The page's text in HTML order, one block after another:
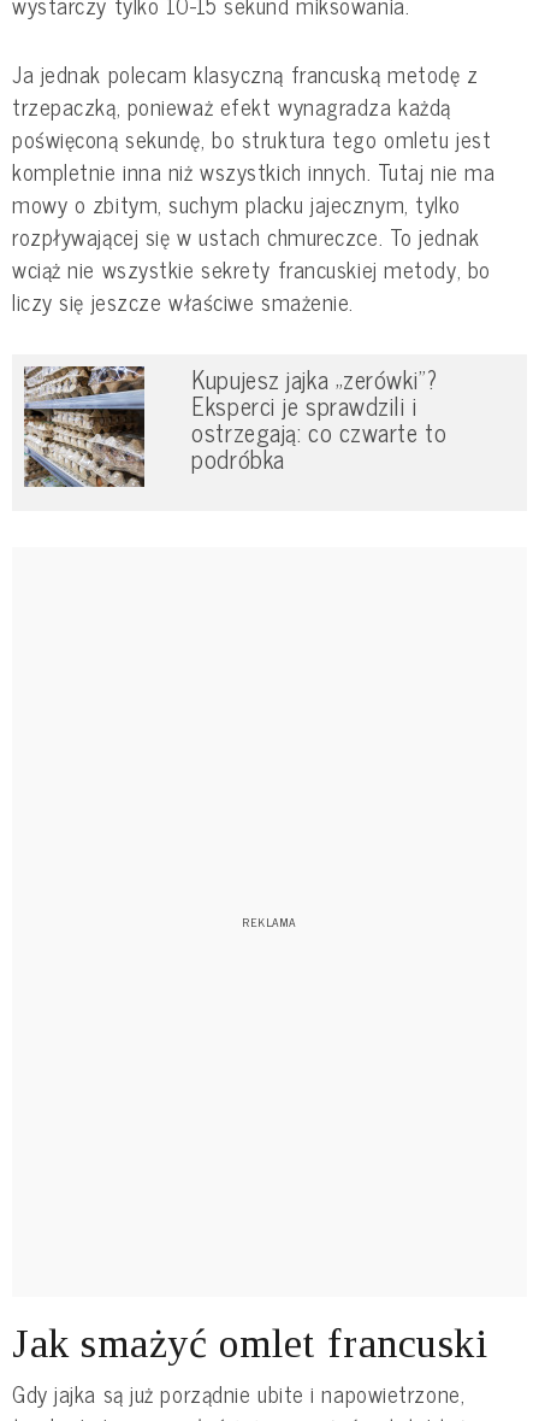
Ja jednak polecam klasyczną francuską metodę z
trzepaczką, ponieważ efekt wynagradza każdą
poświęconą sekundę, bo struktura tego omletu jest
kompletnie inna niż wszystkich innych. Tutaj nie ma
mowy o zbitym, suchym placku jajecznym, tylko
rozpływającej się w ustach chmureczce. To jednak
wciąż nie wszystkie sekrety francuskiej metody, bo
liczy się jeszcze właściwe smażenie.
Kupujesz jajka „zerówki”?
Eksperci je sprawdzili i
ostrzegają: co czwarte to
podróbka
Jak smażyć omlet francuski
Gdy jajka są już porządnie ubite i napowietrzone,